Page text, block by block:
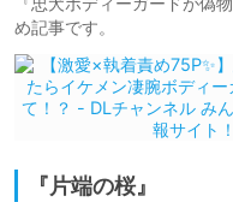
め記事です。
『片端の桜』